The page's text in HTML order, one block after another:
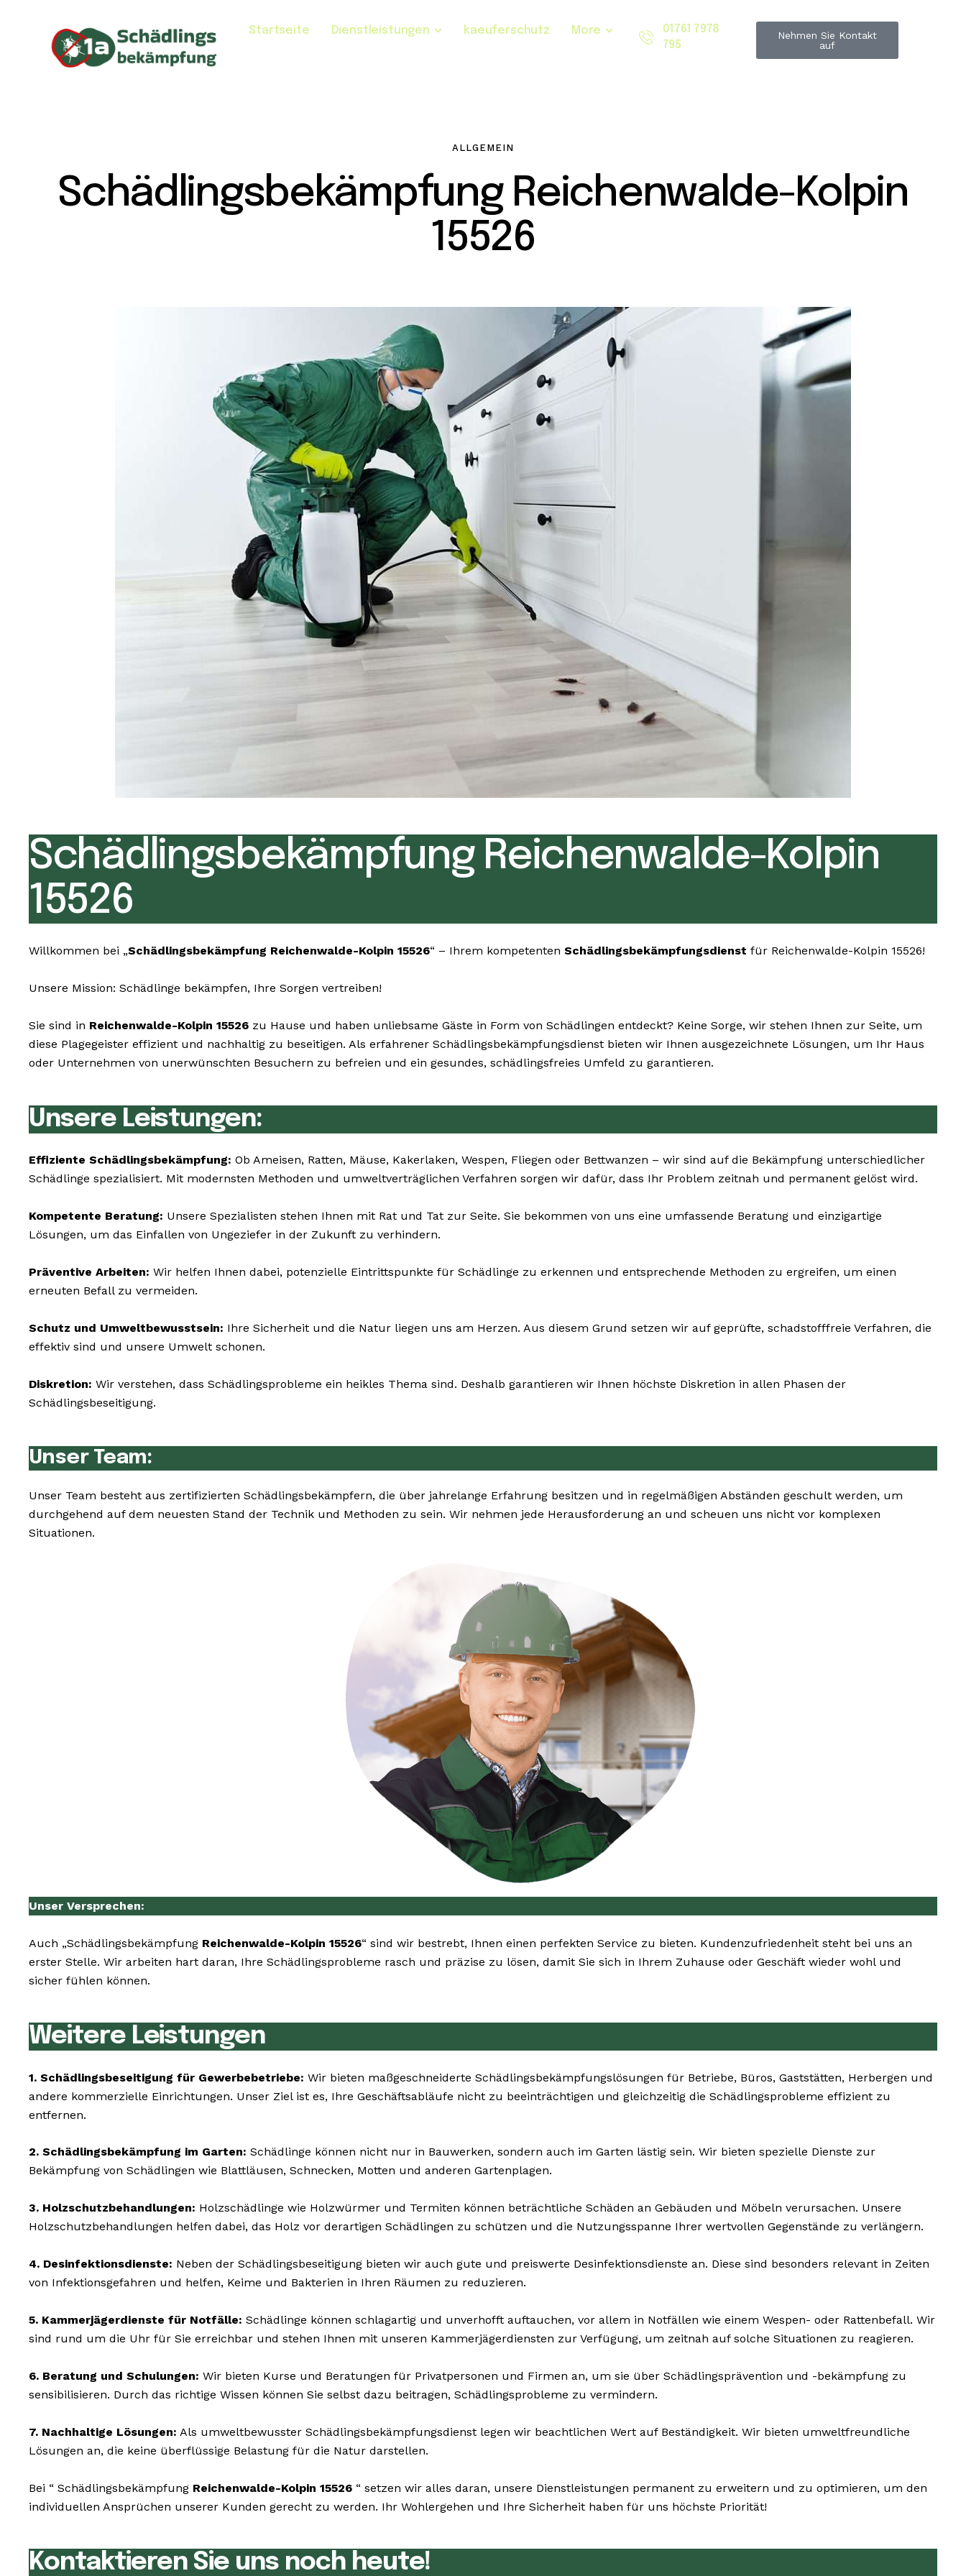
Startseite Dienstleistungen kaeuferschutz More
01761 7978
795
Nehmen Sie Kontakt
auf
ALLGEMEIN
Schädlingsbekämpfung Reichenwalde-Kolpin
15526
Schädlingsbekämpfung Reichenwalde-Kolpin
15526
Willkommen bei „Schädlingsbekämpfung Reichenwalde-Kolpin 15526“ – Ihrem kompetenten Schädlingsbekämpfungsdienst für Reichenwalde-Kolpin 15526!
Unsere Mission: Schädlinge bekämpfen, Ihre Sorgen vertreiben!
Sie sind in Reichenwalde-Kolpin 15526 zu Hause und haben unliebsame Gäste in Form von Schädlingen entdeckt? Keine Sorge, wir stehen Ihnen zur Seite, um
diese Plagegeister effizient und nachhaltig zu beseitigen. Als erfahrener Schädlingsbekämpfungsdienst bieten wir Ihnen ausgezeichnete Lösungen, um Ihr Haus
oder Unternehmen von unerwünschten Besuchern zu befreien und ein gesundes, schädlingsfreies Umfeld zu garantieren.
Unsere Leistungen:
Effiziente Schädlingsbekämpfung: Ob Ameisen, Ratten, Mäuse, Kakerlaken, Wespen, Fliegen oder Bettwanzen – wir sind auf die Bekämpfung unterschiedlicher
Schädlinge spezialisiert. Mit modernsten Methoden und umweltverträglichen Verfahren sorgen wir dafür, dass Ihr Problem zeitnah und permanent gelöst wird.
Kompetente Beratung: Unsere Spezialisten stehen Ihnen mit Rat und Tat zur Seite. Sie bekommen von uns eine umfassende Beratung und einzigartige
Lösungen, um das Einfallen von Ungeziefer in der Zukunft zu verhindern.
Präventive Arbeiten: Wir helfen Ihnen dabei, potenzielle Eintrittspunkte für Schädlinge zu erkennen und entsprechende Methoden zu ergreifen, um einen
erneuten Befall zu vermeiden.
Schutz und Umweltbewusstsein: Ihre Sicherheit und die Natur liegen uns am Herzen. Aus diesem Grund setzen wir auf geprüfte, schadstofffreie Verfahren, die
effektiv sind und unsere Umwelt schonen.
Diskretion: Wir verstehen, dass Schädlingsprobleme ein heikles Thema sind. Deshalb garantieren wir Ihnen höchste Diskretion in allen Phasen der
Schädlingsbeseitigung.
Unser Team:
Unser Team besteht aus zertifizierten Schädlingsbekämpfern, die über jahrelange Erfahrung besitzen und in regelmäßigen Abständen geschult werden, um
durchgehend auf dem neuesten Stand der Technik und Methoden zu sein. Wir nehmen jede Herausforderung an und scheuen uns nicht vor komplexen
Situationen.
Unser Versprechen:
Auch „Schädlingsbekämpfung Reichenwalde-Kolpin 15526“ sind wir bestrebt, Ihnen einen perfekten Service zu bieten. Kundenzufriedenheit steht bei uns an
erster Stelle. Wir arbeiten hart daran, Ihre Schädlingsprobleme rasch und präzise zu lösen, damit Sie sich in Ihrem Zuhause oder Geschäft wieder wohl und
sicher fühlen können.
Weitere Leistungen
1. Schädlingsbeseitigung für Gewerbebetriebe: Wir bieten maßgeschneiderte Schädlingsbekämpfungslösungen für Betriebe, Büros, Gaststätten, Herbergen und
andere kommerzielle Einrichtungen. Unser Ziel ist es, Ihre Geschäftsabläufe nicht zu beeinträchtigen und gleichzeitig die Schädlingsprobleme effizient zu
entfernen.
2. Schädlingsbekämpfung im Garten: Schädlinge können nicht nur in Bauwerken, sondern auch im Garten lästig sein. Wir bieten spezielle Dienste zur
Bekämpfung von Schädlingen wie Blattläusen, Schnecken, Motten und anderen Gartenplagen.
3. Holzschutzbehandlungen: Holzschädlinge wie Holzwürmer und Termiten können beträchtliche Schäden an Gebäuden und Möbeln verursachen. Unsere
Holzschutzbehandlungen helfen dabei, das Holz vor derartigen Schädlingen zu schützen und die Nutzungsspanne Ihrer wertvollen Gegenstände zu verlängern.
4. Desinfektionsdienste: Neben der Schädlingsbeseitigung bieten wir auch gute und preiswerte Desinfektionsdienste an. Diese sind besonders relevant in Zeiten
von Infektionsgefahren und helfen, Keime und Bakterien in Ihren Räumen zu reduzieren.
5. Kammerjägerdienste für Notfälle: Schädlinge können schlagartig und unverhofft auftauchen, vor allem in Notfällen wie einem Wespen- oder Rattenbefall. Wir
sind rund um die Uhr für Sie erreichbar und stehen Ihnen mit unseren Kammerjägerdiensten zur Verfügung, um zeitnah auf solche Situationen zu reagieren.
6. Beratung und Schulungen: Wir bieten Kurse und Beratungen für Privatpersonen und Firmen an, um sie über Schädlingsprävention und -bekämpfung zu
sensibilisieren. Durch das richtige Wissen können Sie selbst dazu beitragen, Schädlingsprobleme zu vermindern.
7. Nachhaltige Lösungen: Als umweltbewusster Schädlingsbekämpfungsdienst legen wir beachtlichen Wert auf Beständigkeit. Wir bieten umweltfreundliche
Lösungen an, die keine überflüssige Belastung für die Natur darstellen.
Bei “ Schädlingsbekämpfung Reichenwalde-Kolpin 15526 “ setzen wir alles daran, unsere Dienstleistungen permanent zu erweitern und zu optimieren, um den
individuellen Ansprüchen unserer Kunden gerecht zu werden. Ihr Wohlergehen und Ihre Sicherheit haben für uns höchste Priorität!
Kontaktieren Sie uns noch heute!